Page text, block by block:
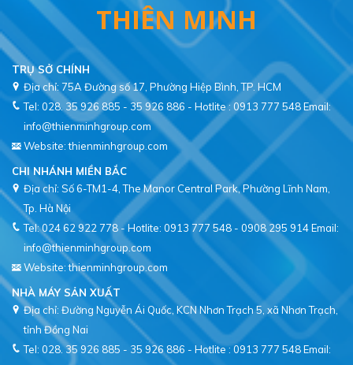
THIÊN MINH
TRỤ SỞ CHÍNH
Địa chỉ: 75A Đường số 17, Phường Hiệp Bình, TP. HCM
Tel: 028. 35 926 885 - 35 926 886 - Hotlite : 0913 777 548Email:
info@thienminhgroup.com
Website: thienminhgroup.com
CHI NHÁNH MIỀN BẮC
Địa chỉ: Số 6-TM1-4, The Manor Central Park, Phường Lĩnh Nam,
Tel: 024 62 922 778 - Hotlite: 0913 777 548 - 0908 295 914Email:
info@thienminhgroup.com
Website: thienminhgroup.com
NHÀ MÁY SẢN XUẤT
Địa chỉ: Đường Nguyễn Ái Quốc, KCN Nhơn Trạch 5, xã Nhơn Trạch,
tỉnh Đồng Nai
Tel: 028. 35 926 885 - 35 926 886 - Hotlite : 0913 777 548Email: